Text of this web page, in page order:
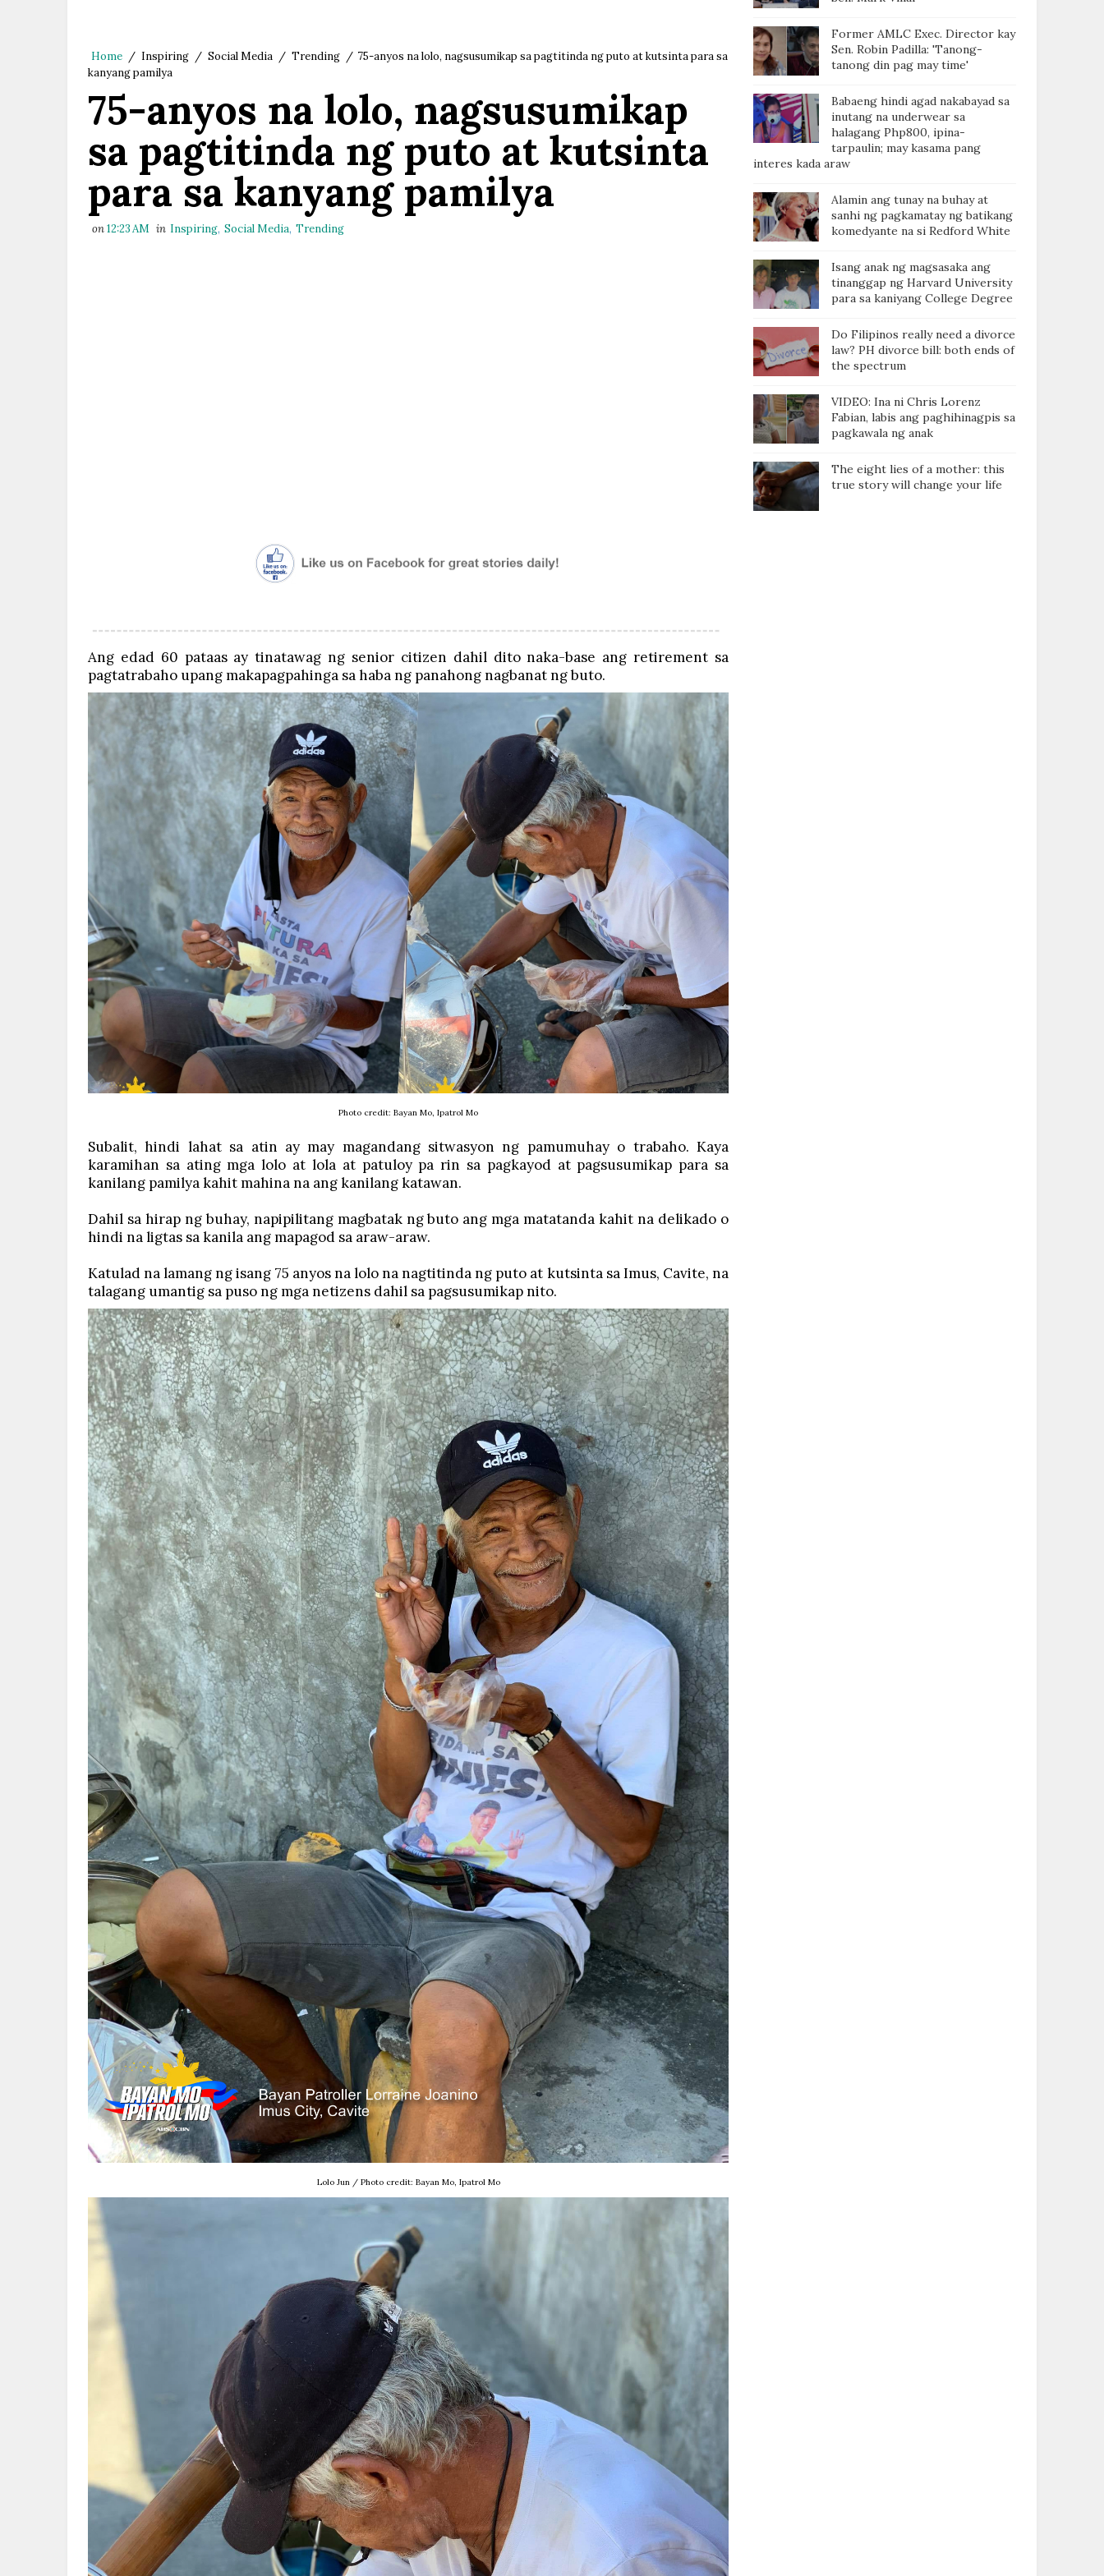
Home / Inspiring / Social Media / Trending / 75-anyos na lolo, nagsusumikap sa pagtitinda ng puto at kutsinta para sa
kanyang pamilya
75-anyos na lolo, nagsusumikap
sa pagtitinda ng puto at kutsinta
para sa kanyang pamilya
on12:23 AM in Inspiring, Social Media, Trending
Ang edad 60 pataas ay tinatawag ng senior citizen dahil dito naka-base ang retirement sa
pagtatrabaho upang makapagpahinga sa haba ng panahong nagbanat ng buto.
Photo credit: Bayan Mo, Ipatrol Mo
Subalit, hindi lahat sa atin ay may magandang sitwasyon ng pamumuhay o trabaho. Kaya
karamihan sa ating mga lolo at lola at patuloy pa rin sa pagkayod at pagsusumikap para sa
kanilang pamilya kahit mahina na ang kanilang katawan.
Dahil sa hirap ng buhay, napipilitang magbatak ng buto ang mga matatanda kahit na delikado o
hindi na ligtas sa kanila ang mapagod sa araw-araw.
Katulad na lamang ng isang 75 anyos na lolo na nagtitinda ng puto at kutsinta sa Imus, Cavite, na
talagang umantig sa puso ng mga netizens dahil sa pagsusumikap nito.
Lolo Jun / Photo credit: Bayan Mo, Ipatrol Mo
Former AMLC Exec. Director kay
Sen. Robin Padilla: 'Tanong-
tanong din pag may time'
Babaeng hindi agad nakabayad sa
inutang na underwear sa
halagang Php800, ipina-
tarpaulin; may kasama pang
interes kada araw
Alamin ang tunay na buhay at
sanhi ng pagkamatay ng batikang
komedyante na si Redford White
Isang anak ng magsasaka ang
tinanggap ng Harvard University
para sa kaniyang College Degree
Do Filipinos really need a divorce
law? PH divorce bill: both ends of
the spectrum
VIDEO: Ina ni Chris Lorenz
Fabian, labis ang paghihinagpis sa
pagkawala ng anak
The eight lies of a mother: this
true story will change your life